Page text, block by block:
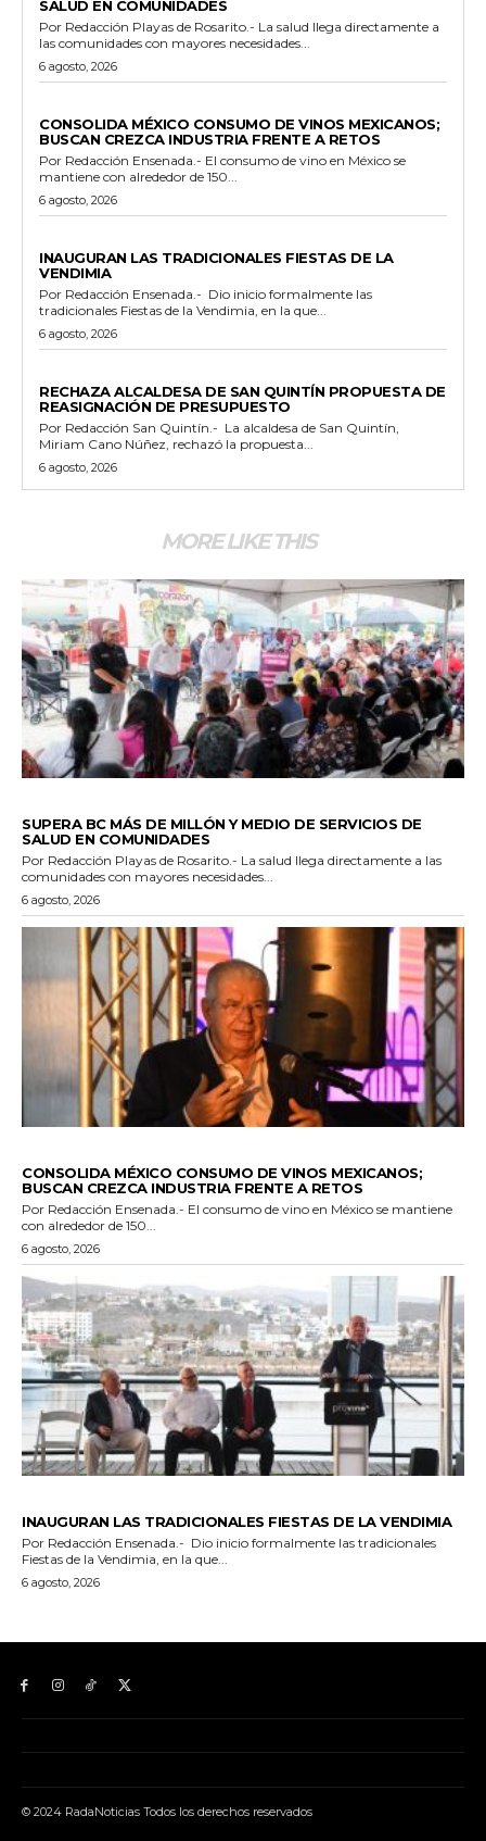
© 2024 RadaNoticias Todos los derechos reservados